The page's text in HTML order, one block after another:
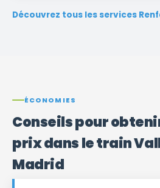
Découvrez tous les services
ÉCONOMIES
Conseils pour
prix dans le train
Madrid